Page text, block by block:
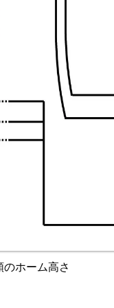
のホーム高さ